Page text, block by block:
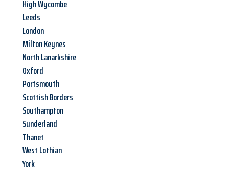
High Wycombe
Leeds
London
Milton Keynes
North Lanarkshire
Oxford
Portsmouth
Scottish Borders
Southampton
Sunderland
Thanet
West Lothian
York